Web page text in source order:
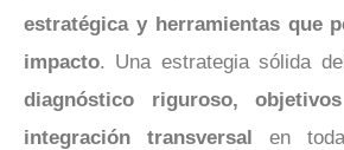
estratégica y herramientas que
impacto. Una estrategia sólida
diagnóstico riguroso,
integración transversal en